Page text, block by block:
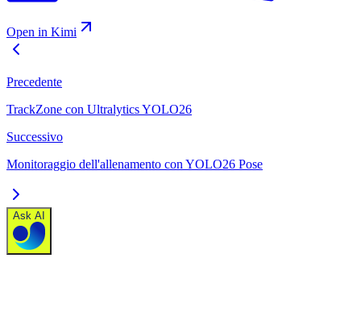
Open in Kimi
Precedente
TrackZone con Ultralytics YOLO26
Successivo
Monitoraggio dell'allenamento con YOLO26 Pose
Ask AI